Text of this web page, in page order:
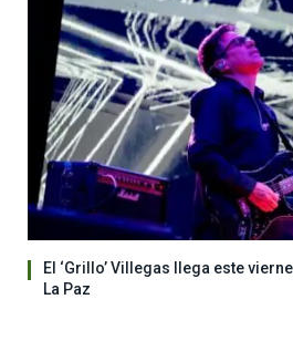
El ‘Grillo’ Villegas llega este
La Paz